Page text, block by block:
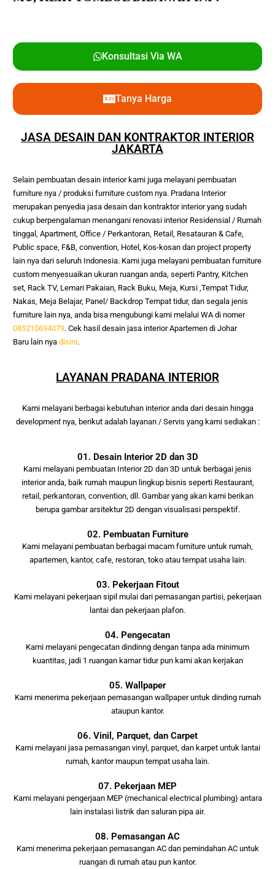
Konsultasi Via WA
Tanya Harga
JASA DESAIN DAN KONTRAKTOR INTERIOR
JAKARTA
Selain pembuatan desain interior kami juga melayani pembuatan
furniture nya / produksi furniture custom nya. Pradana Interior
merupakan penyedia jasa desain dan kontraktor interior yang sudah
cukup berpengalaman menangani renovasi interior Residensial / Rumah
tinggal, Apartment, Office / Perkantoran, Retail, Resatauran & Cafe,
Public space, F&B, convention, Hotel, Kos-kosan dan project property
lain nya dari seluruh Indonesia. Kami juga melayani pembuatan furniture
custom menyesuaikan ukuran ruangan anda, seperti Pantry, Kitchen
set, Rack TV, Lemari Pakaian, Rack Buku, Meja, Kursi ,Tempat Tidur,
Nakas, Meja Belajar, Panel/ Backdrop Tempat tidur, dan segala jenis
furniture lain nya, anda bisa mengubungi kami melalui WA di nomer
085210694079. Cek hasil desain jasa interiorApartemen di Johar
Baru lain nyadisini.
LAYANAN PRADANA INTERIOR
Kami melayani berbagai kebutuhan interior anda dari desain hingga
development nya, berikut adalah layanan / Servis yang kami sediakan :
01. Desain Interior 2D dan 3D
Kami melayani pembuatan Interior 2D dan 3D untuk berbagai jenis
interior anda, baik rumah maupun lingkup bisnis seperti Restaurant,
retail, perkantoran, convention, dll. Gambar yang akan kami berikan
berupa gambar arsitektur 2D dengan visualisasi perspektif.
02. Pembuatan Furniture
Kami melayani pembuatan berbagai macam furniture untuk rumah,
apartemen, kantor, cafe, restoran, toko atau tempat usaha lain.
03. Pekerjaan Fitout
Kami melayani pekerjaan sipil mulai dari pemasangan partisi, pekerjaan
lantai dan pekerjaan plafon.
04. Pengecatan
Kami melayani pengecatan dindinng dengan tanpa ada minimum
kuantitas, jadi 1 ruangan kamar tidur pun kami akan kerjakan
05. Wallpaper
Kami menerima pekerjaan pemasangan wallpaper untuk dinding rumah
ataupun kantor.
06. Vinil, Parquet, dan Carpet
Kami melayani jasa pemasangan vinyl, parquet, dan karpet untuk lantai
rumah, kantor maupun tempat usaha lain.
07. Pekerjaan MEP
Kami melayani pengerjaan MEP (mechanical electrical plumbing) antara
lain instalasi listrik dan saluran pipa air.
08. Pemasangan AC
Kami menerima pekerjaan pemasangan AC dan pemindahan AC untuk
ruangan di rumah atau pun kantor.